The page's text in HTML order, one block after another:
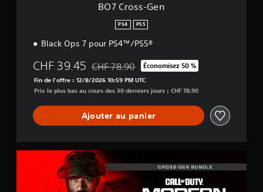
BO7 Cross-Gen
PS4 PS5
Black Ops 7 pour PS4™/PS5®
CHF 39.45 Remise par rapport au prix d'origine de CHF
CHF 78.90 Économisez 50 %
Fin de l'offre : 12/8/2026 10:59 PM UTC
Prix le plus bas au cours des 30 derniers jours : CHF 78.90
Ajouter au panier
W